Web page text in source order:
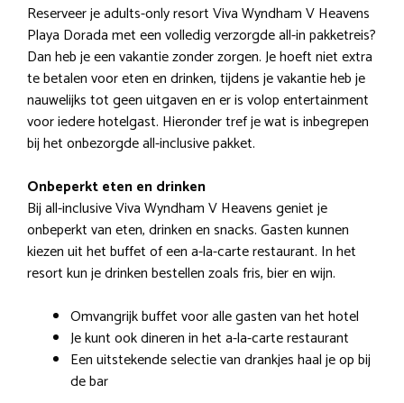
Reserveer je adults-only resort Viva Wyndham V Heavens
Playa Dorada met een volledig verzorgde all-in pakketreis?
Dan heb je een vakantie zonder zorgen. Je hoeft niet extra
te betalen voor eten en drinken, tijdens je vakantie heb je
nauwelijks tot geen uitgaven en er is volop entertainment
voor iedere hotelgast. Hieronder tref je wat is inbegrepen
bij het onbezorgde all-inclusive pakket.
Onbeperkt eten en drinken
Bij all-inclusive Viva Wyndham V Heavens geniet je
onbeperkt van eten, drinken en snacks. Gasten kunnen
kiezen uit het buffet of een a-la-carte restaurant. In het
resort kun je drinken bestellen zoals fris, bier en wijn.
Omvangrijk buffet voor alle gasten van het hotel
Je kunt ook dineren in het a-la-carte restaurant
Een uitstekende selectie van drankjes haal je op bij
de bar